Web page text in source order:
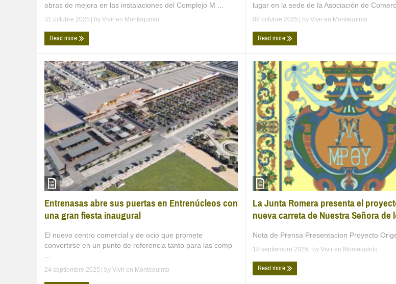
obras de mejora en las instalaciones del Complejo M ...
31 octubre 2025 | by Vivir en Montequinto
Read more
lugar en la sede de la Asociación de
09 octubre 2025 | by Vivir en Montequinto
Read more
Entrenasas abre sus puertas en Entrenúcleos con
una gran fiesta inaugural
El nuevo centro comercial y de ocio que promete
convertirse en un punto de referencia tanto para las comp
...
24 septiembre 2025 | by Vivir en Montequinto
La Junta Romera presenta el
nueva carreta de Nuestra Señora de
Nota de Prensa Presentacion Proyecto
18 septiembre 2025 | by Vivir en Montequinto
Read more